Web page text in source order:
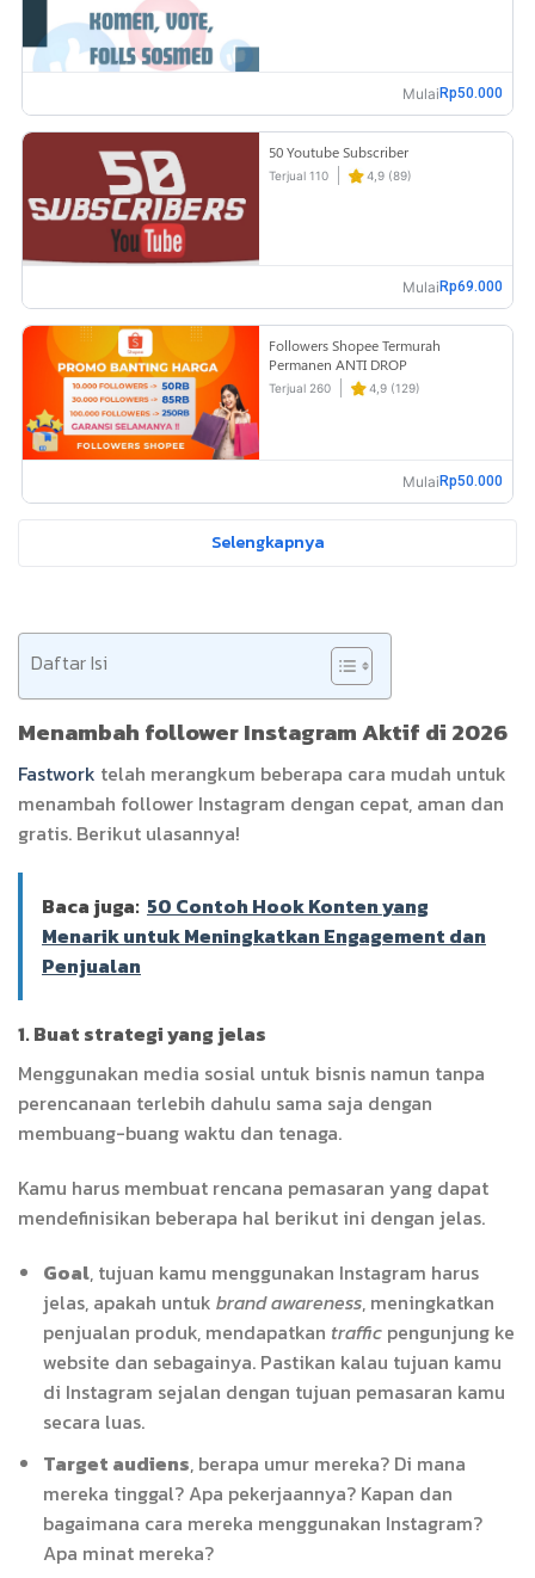
MulaiRp50.000
50 Youtube Subscriber
Terjual 110 4,9 (89)
Mulai Rp69.000
Followers Shopee Termurah
Permanen ANTI DROP
Terjual 260 4,9 (129)
Mulai Rp50.000
Selengkapnya
Daftar Isi
Menambah follower Instagram Aktif di 2026
Fastwork telah merangkum beberapa cara mudah untuk
menambah follower Instagram dengan cepat, aman dan
gratis. Berikut ulasannya!
Baca juga: 50 Contoh Hook Konten yang
Menarik untuk Meningkatkan Engagement dan
Penjualan
1. Buat strategi yang jelas
Menggunakan media sosial untuk bisnis namun tanpa
perencanaan terlebih dahulu sama saja dengan
membuang-buang waktu dan tenaga.
Kamu harus membuat rencana pemasaran yang dapat
mendefinisikan beberapa hal berikut ini dengan jelas.
Goal, tujuan kamu menggunakan Instagram harus
jelas, apakah untuk brand awareness, meningkatkan
penjualan produk, mendapatkan trafficpengunjung ke
website dan sebagainya. Pastikan kalau tujuan kamu
di Instagram sejalan dengan tujuan pemasaran kamu
secara luas.
Target audiens, berapa umur mereka? Di mana
mereka tinggal? Apa pekerjaannya? Kapan dan
bagaimana cara mereka menggunakan Instagram?
Apa minat mereka?